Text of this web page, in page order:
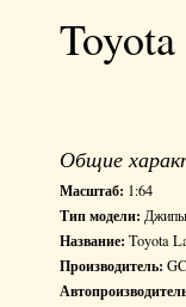
Общие
Масштаб: 1:64
Тип модели: Джипы
Название: Toyota
Производитель: